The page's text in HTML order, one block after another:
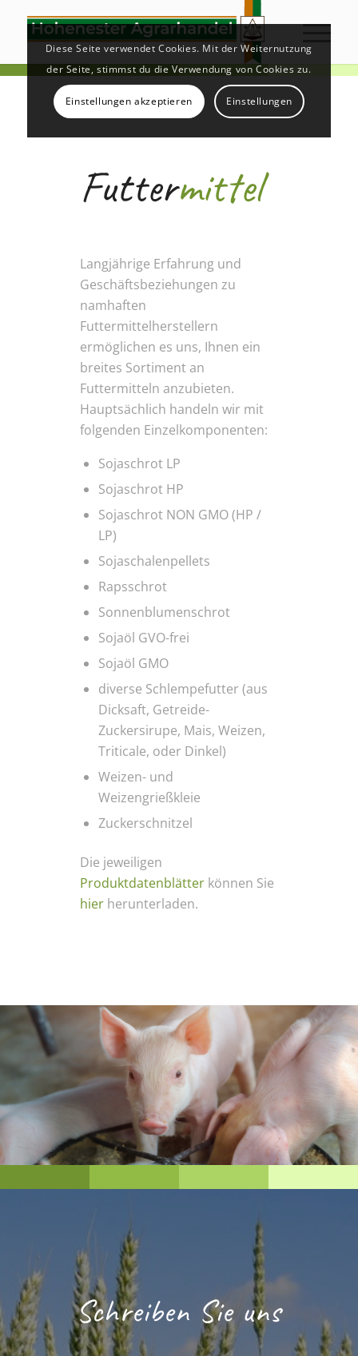
Futtermittel
Langjährige Erfahrung und
Geschäftsbeziehungen zu
namhaften
Futtermittelherstellern
ermöglichen es uns, Ihnen ein
breites Sortiment an
Futtermitteln anzubieten.
Hauptsächlich handeln wir mit
folgenden Einzelkomponenten:
Sojaschrot LP
Sojaschrot HP
Sojaschrot NON GMO (HP /
LP)
Sojaschalenpellets
Rapsschrot
Sonnenblumenschrot
Sojaöl GVO-frei
Sojaöl GMO
diverse Schlempefutter (aus
Dicksaft, Getreide-
Zuckersirupe, Mais, Weizen,
Triticale, oder Dinkel)
Weizen- und
Weizengrießkleie
Zuckerschnitzel
Die jeweiligen
Produktdatenblätter können Sie
hier herunterladen.
Schreiben Sie uns
Diese Seite verwendet Cookies. Mit der Weiternutzung
der Seite, stimmst du die Verwendung von Cookies zu.
Einstellungen akzeptieren Einstellungen